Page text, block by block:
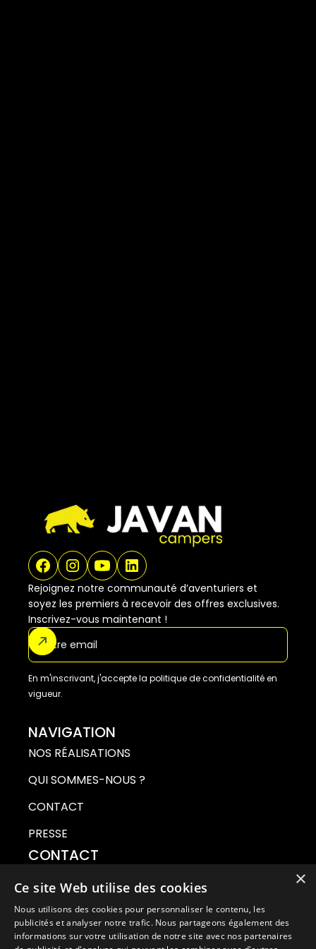
JAVAN #9
JAVAN 9 : L'Audace au Service
de l'Aventure
Rejoignez notre communauté d’aventuriers et
soyez les premiers à recevoir des offres exclusives.
Inscrivez-vous maintenant !
En m'inscrivant, j'accepte la politique de confidentialité en
vigueur.
NAVIGATION
NOS RÉALISATIONS
QUI SOMMES-NOUS ?
CONTACT
PRESSE
CONTACT
233 BOULEVARD DE ROLLENS,
CAPITALE DES SPORTS NATURE
+33 6 58 27 01 11
×
Ce site Web utilise des cookies
Nous utilisons des cookies pour personnaliser le contenu, les
publicités et analyser notre trafic. Nous partageons également des
informations sur votre utilisation de notre site avec nos partenaires